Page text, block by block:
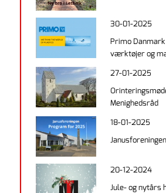
30-01-2025
Primo
værktøjer og
27-01-2025
Menighedsråd
18-01-2025
20-12-2024
Jule- og nytårs